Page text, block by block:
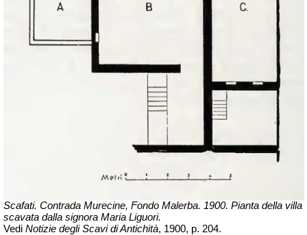
Scafati. Contrada Murecine, Fondo Malerba. 1900. Pianta della villa
scavata dalla signora Maria Liguori.
Vedi Notizie degli Scavi di Antichità, 1900, p. 204.